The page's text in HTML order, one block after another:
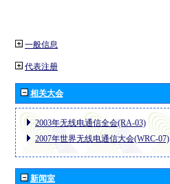
一般信息
代表注册
相关大会
2003年无线电通信全会(RA-03)
2007年世界无线电通信大会(WRC-07)
新闻室